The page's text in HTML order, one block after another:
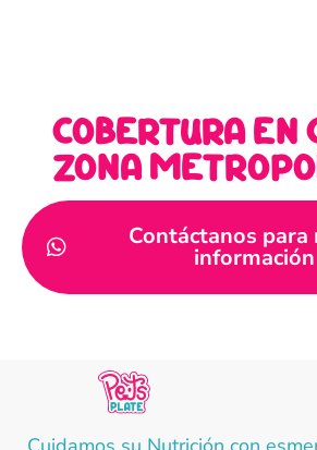
cobertura en
zona
Contáctanos para
información